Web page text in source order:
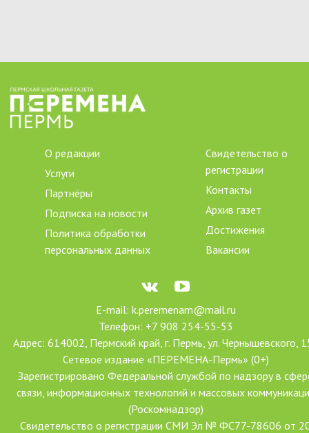
О редакции
Услуги
Партнёры
Подписка на новости
Политика обработки
персональных данных
Свидетельство о
регистрации
Контакты
Архив газет
Достижения
Вакансии
E-mail: k.peremenam@mail.ru
Телефон: +7 908 254-55-53
Адрес: 614002, Пермский край, г. Пермь, ул. Чернышевского,
Сетевое издание «ПЕРЕМЕНА-Пермь» (0+)
Зарегистрировано Федеральной службой по надзору в
связи, информационных технологий и массовых
(Роскомнадзор)
Свидетельство о регистрации СМИ Эл № ФС77-78606 от